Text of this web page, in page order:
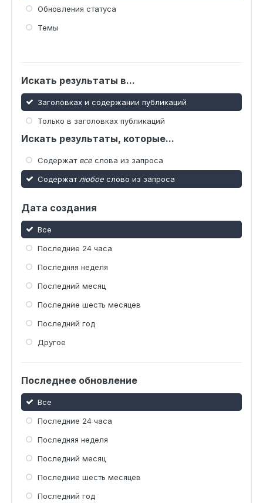
Обновления статуса
Темы
Искать результаты в...
Заголовках и содержании публикаций
Только в заголовках публикаций
Искать результаты, которые...
Содержат все слова из запроса
Содержат любое слово из запроса
Дата создания
Все
Последние 24 часа
Последняя неделя
Последний месяц
Последние шесть месяцев
Последний год
Другое
Последнее обновление
Все
Последние 24 часа
Последняя неделя
Последний месяц
Последние шесть месяцев
Последний год